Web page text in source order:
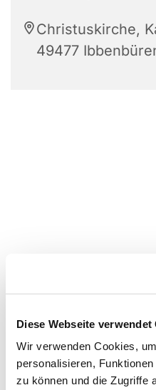
Diese Webseite verwendet
Wir verwenden Cookies,
personalisieren,
zu können und die Zugriffe
Christuskirche,
49477